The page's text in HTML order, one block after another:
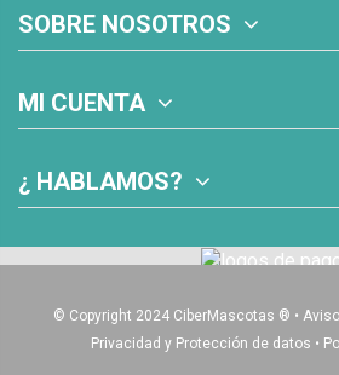
SOBRE NOSOTROS
MI CUENTA
¿ HABLAMOS?
© Copyright 2024 CiberMascotas ® •
Privacidad y Protección de datos •